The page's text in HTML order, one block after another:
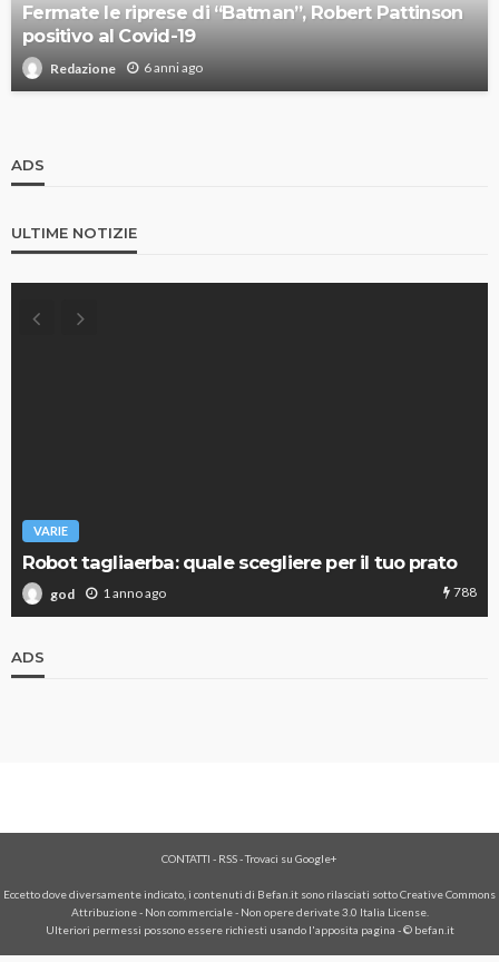
Fermate le riprese di “Batman”, Robert Pattinson
positivo al Covid-19
Redazione 6 anni ago
ADS
ULTIME NOTIZIE
VARIE
Robot tagliaerba: quale scegliere per il tuo prato
god 1 anno ago 788
ADS
CONTATTI - RSS-Trovaci su Google+
Eccetto dove diversamente indicato, i contenuti di Befan.it sono rilasciati sotto Creative Commons
Attribuzione - Non commerciale - Non opere derivate 3.0 Italia License.
Ulteriori permessi possono essere richiesti usando l'apposita pagina - © befan.it